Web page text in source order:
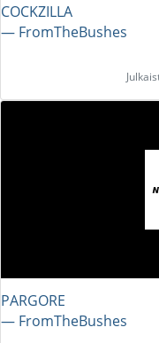
COCKZILLA
― FromTheBushes
PARGORE
― FromTheBushes